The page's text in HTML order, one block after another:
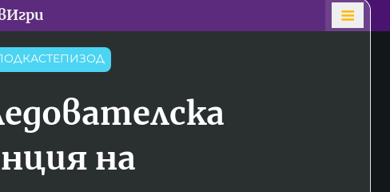
Игри
на